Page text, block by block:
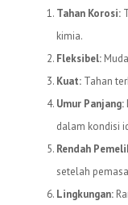
Tahan Korosi:
kimia.
Fleksibel:
Kuat: Tahan
Umur Panjang:
dalam kondisi
Rendah
setelah
Lingkungan: